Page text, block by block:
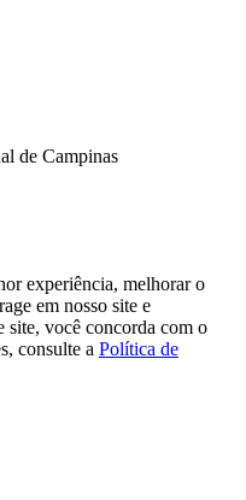
de Campinas
experiência, melhorar o
em nosso site e
site, você concorda com o
consulte a Política de